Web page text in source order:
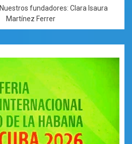
Nuestros fundadores: Clara Isaura
Martínez Ferrer